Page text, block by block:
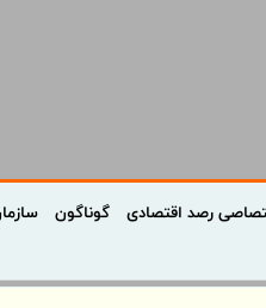
رصد اقتصادی گوناگون